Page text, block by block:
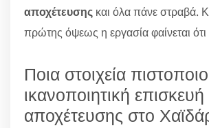
αποχέτευσης και όλα πάνε στραβά.
πρώτης όψεως η εργασία φαίνεται ότι
Ποια στοιχεία
ικανοποιητική επισκευή
αποχέτευσης στο